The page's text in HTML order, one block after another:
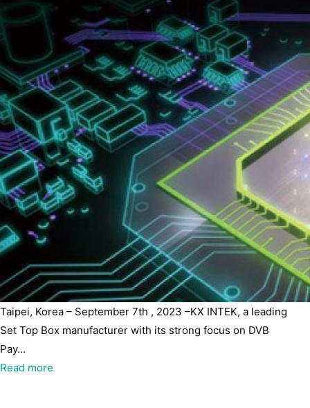
Taipei, Korea – September 7th , 2023 –KX INTEK, a leading
Set Top Box manufacturer with its strong focus on DVB
Pay...
Read more